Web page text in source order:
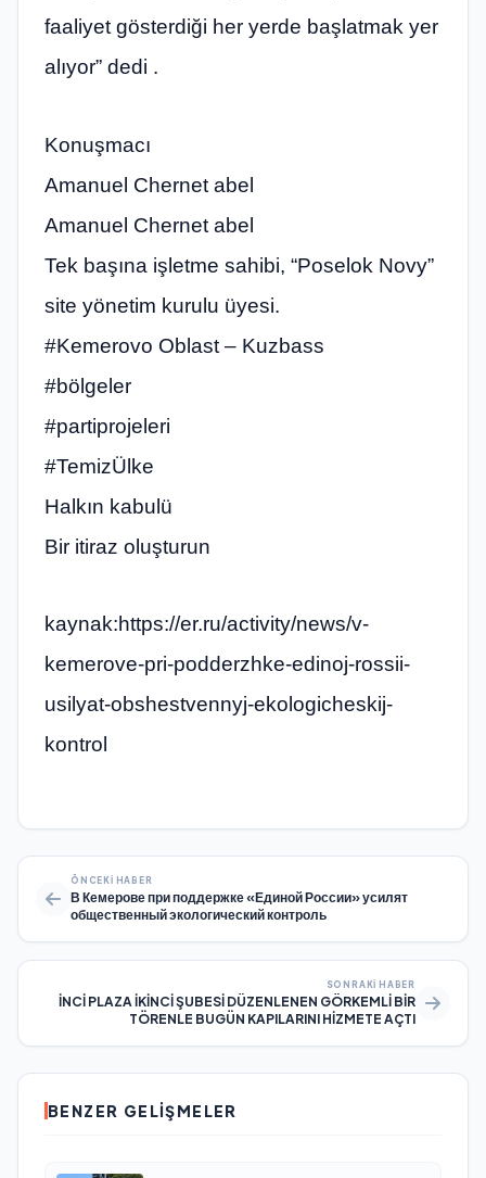
faaliyet gösterdiği her yerde başlatmak yer
alıyor” dedi .
Konuşmacı
Amanuel Chernet abel
Amanuel Chernet abel
Tek başına işletme sahibi, “Poselok Novy”
site yönetim kurulu üyesi.
#Kemerovo Oblast – Kuzbass
#bölgeler
#partiprojeleri
#TemizÜlke
Halkın kabulü
Bir itiraz oluşturun
kaynak:https://er.ru/activity/news/v-
kemerove-pri-podderzhke-edinoj-rossii-
usilyat-obshestvennyj-ekologicheskij-
kontrol
ÖNCEKI HABER
В Кемерове при поддержке «Единой России» усилят
общественный экологический контроль
SONRAKI HABER
İNCİ PLAZA İKİNCİ ŞUBESİ DÜZENLENEN GÖRKEMLİ BİR
TÖRENLE BUGÜN KAPILARINI HİZMETE AÇTI
BENZER GELIŞMELER